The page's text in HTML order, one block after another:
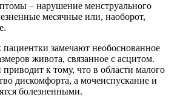
– нарушение менструального
месячные или, наоборот,
замечают необоснованное
живота, связанное с асцитом.
к тому, что в области малого
дискомфорта, а мочеиспускание и
болезненными.